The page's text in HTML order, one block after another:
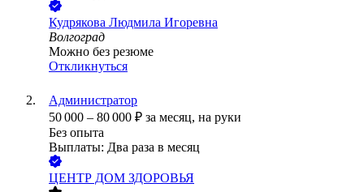
Кудрякова Людмила Игоревна
Волгоград
Можно без резюме
Откликнуться
Администратор
50 000 – 80 000 ₽ за месяц, на руки
Без опыта
Выплаты: Два раза в месяц
ЦЕНТР ДОМ ЗДОРОВЬЯ